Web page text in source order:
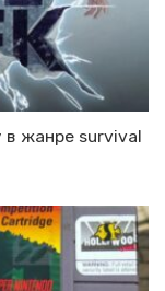
в жанре survival